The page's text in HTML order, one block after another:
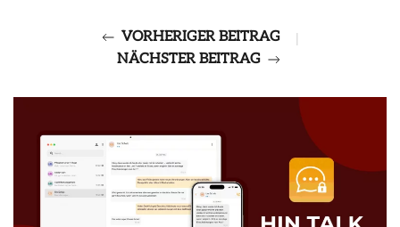
VORHERIGER BEITRAG
|
NÄCHSTER BEITRAG